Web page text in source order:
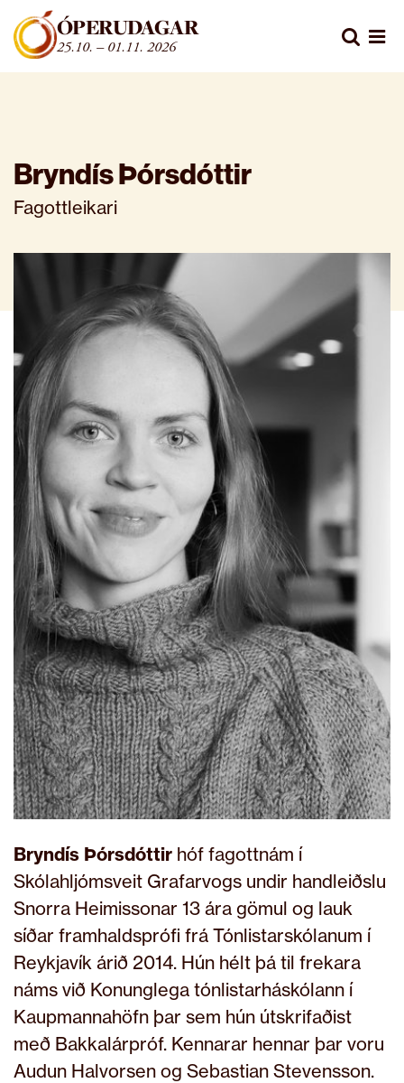
Fara beint í efni
ÓPERUDAGAR
25.10. – 01.11. 2026
Leita
Bryndís Þórsdóttir
Fagottleikari
Bryndís Þórsdóttir hóf fagottnám í
Skólahljómsveit Grafarvogs undir handleiðslu
Snorra Heimissonar 13 ára gömul og lauk
síðar framhaldsprófi frá Tónlistarskólanum í
Reykjavík árið 2014. Hún hélt þá til frekara
náms við Konunglega tónlistarháskólann í
Kaupmannahöfn þar sem hún útskrifaðist
með Bakkalárpróf. Kennarar hennar þar voru
Audun Halvorsen og Sebastian Stevensson.